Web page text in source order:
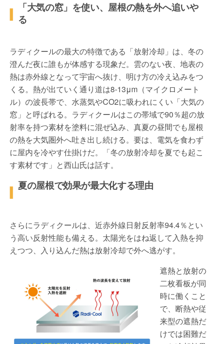
「大気の窓」を使い、屋根の熱を外へ追いや
る
ラディクールの最大の特徴である「放射冷却」は、冬の
澄んだ夜に誰もが体感する現象だ。雲のない夜、地表の
熱は赤外線となって宇宙へ抜け、明け方の冷え込みをつ
くる。熱が出ていく通り道は8-13μm（マイクロメート
ル）の波長帯で、水蒸気やCO2に吸われにくい「大気の
窓」と呼ばれる。ラディクールはこの帯域で90％超の放
射率を持つ素材を塗料に混ぜ込み、真夏の昼間でも屋根
の熱を大気圏外へ吐き出し続ける。要は、電気を食わず
に屋内を冷やす仕掛けだ。「冬の放射冷却を夏でも起こ
す素材です」と西山氏は話す。
夏の屋根で効果が最大化する理由
さらにラディクールは、近赤外線日射反射率94.4％とい
う高い反射性能も備える。太陽光をはね返して入熱を抑
えつつ、入り込んだ熱は放射冷却で外へ逃がす。
遮熱と放射の
二枚看板が同
時に働くこと
で、断熱や従
来型の遮熱だ
けでは困難だ